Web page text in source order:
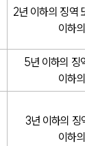
2년 이하의 징역
이하
5년 이하의 징
이하
3년 이하의 징
이하